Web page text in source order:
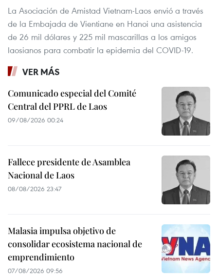
La Asociación de Amistad Vietnam-Laos envió a través
de la Embajada de Vientiane en Hanoi una asistencia
de 26 mil dólares y 225 mil mascarillas a los amigos
laosianos para combatir la epidemia del COVID-19.
VER MÁS
Comunicado especial del Comité
Central del PPRL de Laos
09/08/2026 00:24
Fallece presidente de Asamblea
Nacional de Laos
08/08/2026 23:47
Malasia impulsa objetivo de
consolidar ecosistema nacional de
emprendimiento
07/08/2026 09:56